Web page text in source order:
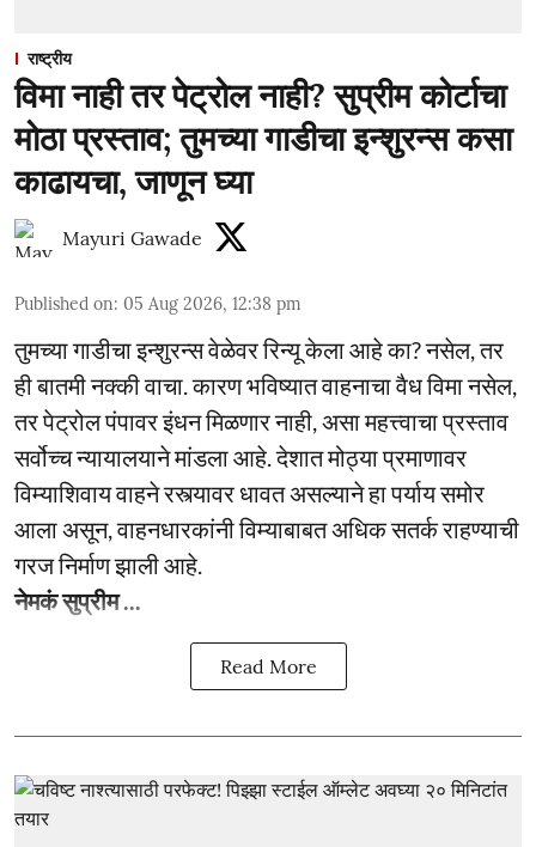
राष्ट्रीय
विमा नाही तर पेट्रोल नाही? सुप्रीम कोर्टाचा
मोठा प्रस्ताव; तुमच्या गाडीचा इन्शुरन्स कसा
काढायचा, जाणून घ्या
Mayuri Gawade
Published on: 05 Aug 2026, 12:38 pm
तुमच्या गाडीचा इन्शुरन्स वेळेवर रिन्यू केला आहे का? नसेल, तर
ही बातमी नक्की वाचा. कारण भविष्यात वाहनाचा वैध विमा नसेल,
तर पेट्रोल पंपावर इंधन मिळणार नाही, असा महत्त्वाचा प्रस्ताव
सर्वोच्च न्यायालयाने मांडला आहे. देशात मोठ्या प्रमाणावर
विम्याशिवाय वाहने रस्त्यावर धावत असल्याने हा पर्याय समोर
आला असून, वाहनधारकांनी विम्याबाबत अधिक सतर्क राहण्याची
गरज निर्माण झाली आहे.
नेमकं सुप्रीम ...
Read More